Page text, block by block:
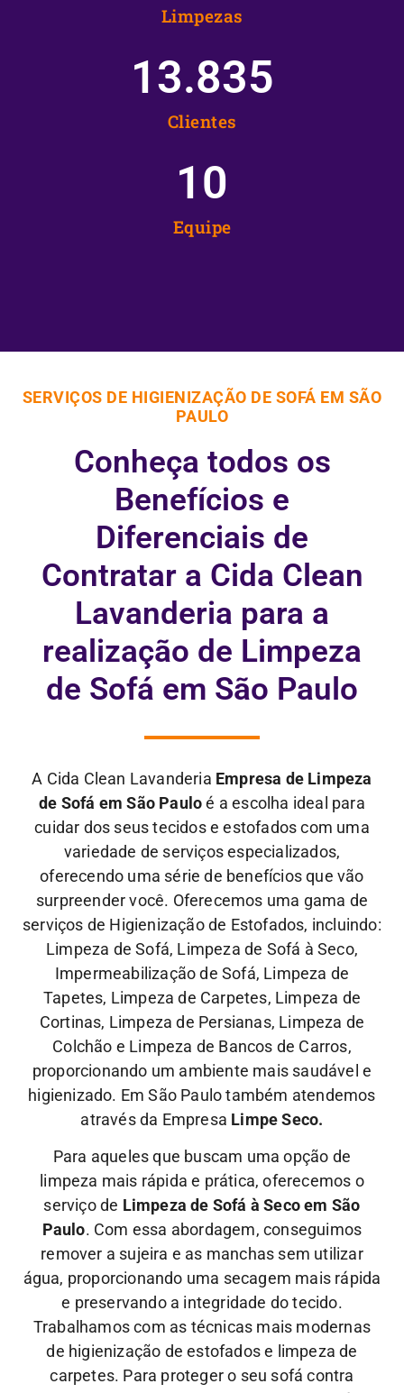
Limpezas
Clientes
13.835
Equipe
10
SERVIÇOS DE HIGIENIZAÇÃO DE SOFÁ EM SÃO
PAULO
Conheça todos os
Benefícios e
Diferenciais de
Contratar a Cida Clean
Lavanderia para a
realização de Limpeza
de Sofá em São Paulo
A Cida Clean Lavanderia Empresa de Limpeza
de Sofá em São Pauloé a escolha ideal para
cuidar dos seus tecidos e estofados com uma
variedade de serviços especializados,
oferecendo uma série de benefícios que vão
surpreender você. Oferecemos uma gama de
serviços de Higienização de Estofados, incluindo:
Limpeza de Sofá, Limpeza de Sofá à Seco,
Impermeabilização de Sofá, Limpeza de
Tapetes, Limpeza de Carpetes, Limpeza de
Cortinas, Limpeza de Persianas, Limpeza de
Colchão e Limpeza de Bancos de Carros,
proporcionando um ambiente mais saudável e
higienizado. Em São Paulo também atendemos
através da Empresa Limpe Seco.
Para aqueles que buscam uma opção de
limpeza mais rápida e prática, oferecemos o
serviço de Limpeza de Sofá à Seco em São
Paulo. Com essa abordagem, conseguimos
remover a sujeira e as manchas sem utilizar
água, proporcionando uma secagem mais rápida
e preservando a integridade do tecido.
Trabalhamos com as técnicas mais modernas
de higienização de estofados e limpeza de
carpetes. Para proteger o seu sofá contra